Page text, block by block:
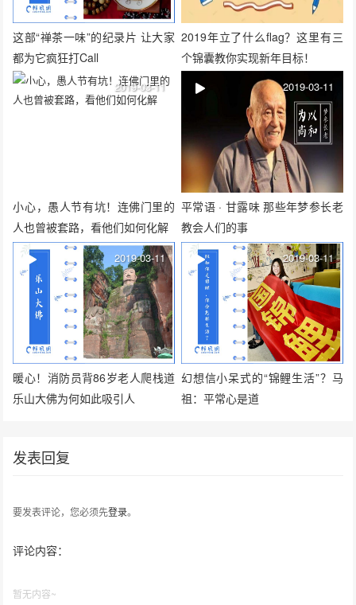
这部“禅茶一味”的纪录片 让大家
都为它疯狂打Call
2019年立了什么flag？这里有三
个锦囊教你实现新年目标！
小心，愚人节有坑！连佛门里的
人也曾被套路，看他们如何化解
2019-03-11
平常语 · 甘露味 那些年梦参长老
教会人们的事
2019-03-11
暖心！消防员背86岁老人爬栈道
乐山大佛为何如此吸引人
2019-03-11
幻想信小呆式的“锦鲤生活”？马
祖：平常心是道
2019-03-11
发表回复
要发表评论，您必须先登录。
评论内容：
暂无内容~